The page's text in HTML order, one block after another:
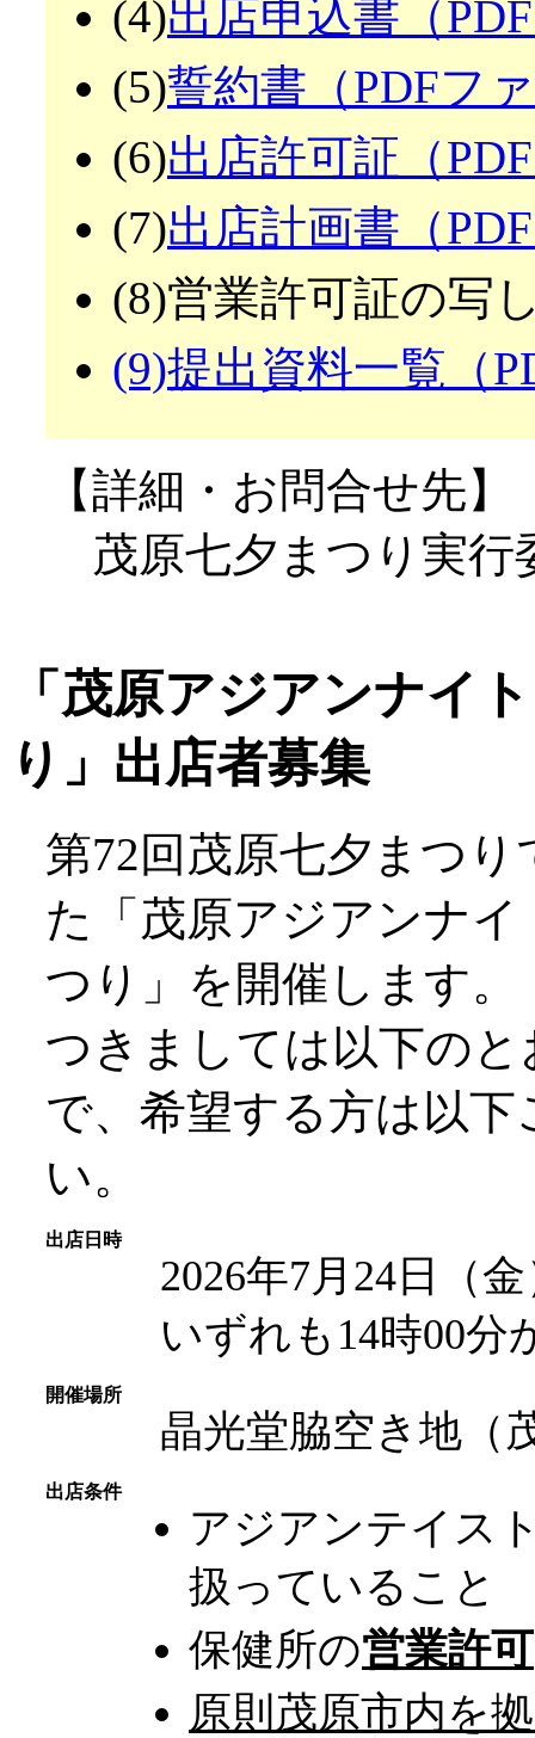
(4)出店申込書（
(5)誓約書（PDFフ
(6)出店許可証（
(7)出店計画書（
(8)営業許可証の写
(9)提出資料一覧（
【詳細・お問合せ先】
茂原七夕まつり実行
「茂原アジアンナイ
り」出店者募集
第72回茂原七夕まつ
た「茂原アジアンナ
つり」を開催します。
つきましては以下の
で、希望する方は以
い。
出店日時
2026年7月24日（
いずれも14時00分
開催場所
晶光堂脇空き地（
出店条件
アジアンテイス
扱っていること
保健所の営業許可
原則茂原市内を